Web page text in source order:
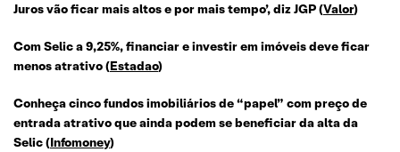
Juros vão ficar mais altos e por mais tempo’, diz JGP(Valor)
Com Selic a 9,25%, financiar e investir em imóveis deve ficar
menos atrativo(Estadao)
Conheça cinco fundos imobiliários de “papel” com preço de
entrada atrativo que ainda podem se beneficiar da alta da
Selic(Infomoney)